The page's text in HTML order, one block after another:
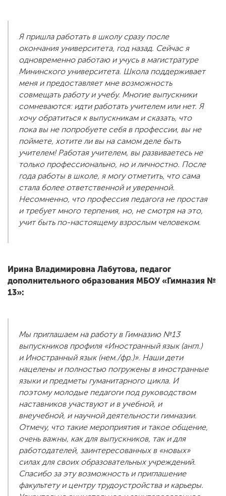
Я пришла работать в школу сразу после
окончания университета, год назад. Сейчас я
одновременно работаю и учусь в магистратуре
Мининского университета. Школа поддерживает
меня и предоставляет мне возможность
совмещать работу и учебу. Многие выпускники
сомневаются: идти работать учителем или нет. Я
хочу обратиться к выпускникам и сказать, что
пока вы не попробуете себя в профессии, вы не
поймете, хотите ли вы на самом деле быть
учителем! Работая учителем, вы развиваетесь не
только профессионально, но и личностно. После
года работы в школе, я могу отметить, что сама
стала более ответственной и уверенной.
Несомненно, что профессия педагога не простая
и требует много терпения, но, не смотря на это,
учит быть по-настоящему взрослым человеком.
Ирина Владимировна Лабутова, педагог
дополнительного образования МБОУ «Гимназия №
13»:
Мы приглашаем на работу в Гимназию №13
выпускников профиля «Иностранный язык (англ.)
и Иностранный язык (нем./фр.)». Наши дети
нацелены и полностью погружены в иностранные
языки и предметы гуманитарного цикла. И
поэтому молодые педагоги под руководством
наставников участвуют и в учебной, и
внеучебной, и научной деятельности гимназии.
Отмечу, что такие мероприятия и такое общение,
очень важны, как для выпускников, так и для
работодателей, заинтересованных в «новых»
силах для своих образовательных учреждений.
Спасибо за эту возможность и приглашение
факультету и центру трудоустройства и карьеры.